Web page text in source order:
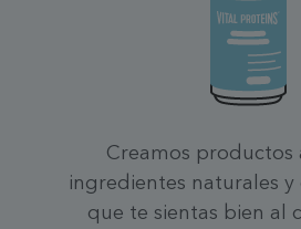
Creamos productos
ingredientes naturales y
que te sientas bien al